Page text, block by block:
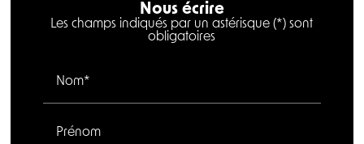
Nous écrire
Les champs indiqués par un astérisque (*) sont
obligatoires
Nom*
Prénom